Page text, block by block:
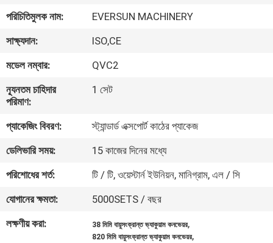
VR
প্রদর্শন
আমাদের
সম্পর্কে
কারখানা
ভ্রমণ
মান
নিয়ন্ত্রণ
পরিচিতিমুলক নাম:
EVERSUN MACHINERY
সাক্ষ্যদান:
ISO,CE
মডেল নম্বার:
QVC2
ন্যূনতম চাহিদার
পরিমাণ:
1 সেট
প্যাকেজিং বিবরণ:
স্ট্যান্ডার্ড এক্সপোর্ট কাঠের প্যাকেজ
ডেলিভারি সময়:
15 কাজের দিনের মধ্যে
পরিশোধের শর্ত:
টি / টি, ওয়েস্টার্ন ইউনিয়ন, মানিগ্রাম, এল / সি
যোগানের ক্ষমতা:
5000SETS / বছর
লক্ষণীয় করা:
38 মিমি বায়ুসংক্রান্ত ভ্যাকুয়াম কনভেয়র,
820 মিমি বায়ুসংক্রান্ত ভ্যাকুয়াম কনভেয়র,